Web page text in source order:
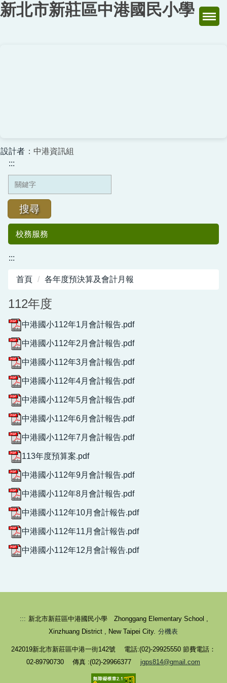
跳
到
新北市新莊區中港國民小學
設計者 ：中港資訊組
:::
搜尋
校務服務
週年紀念專刊
:::
首頁 各年度預決算及會計月報
112年度
中港國小112年1月會計報告.pdf
中港國小112年2月會計報告.pdf
中港國小112年3月會計報告.pdf
中港國小112年4月會計報告.pdf
中港國小112年5月會計報告.pdf
中港國小112年6月會計報告.pdf
中港國小112年7月會計報告.pdf
113年度預算案.pdf
中港國小112年9月會計報告.pdf
中港國小112年8月會計報告.pdf
中港國小112年10月會計報告.pdf
中港國小112年11月會計報告.pdf
中港國小112年12月會計報告.pdf
::: 新北市新莊區中港國民小學 Zhonggang Elementary School ,
Xinzhuang District , New Taipei City. 分機表
242019新北市新莊區中港一街142號 電話:(02)-29925550 節費電話：
02-89790730 傳真 :(02)-29966377
jgps814@gmail.com